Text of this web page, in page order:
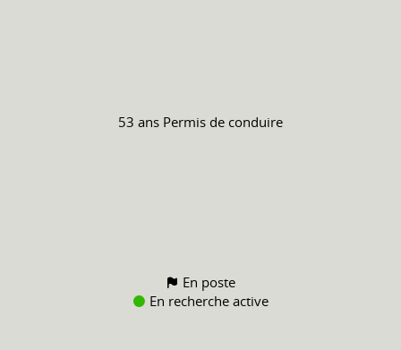
53 ans Permis de conduire
En poste
En recherche active